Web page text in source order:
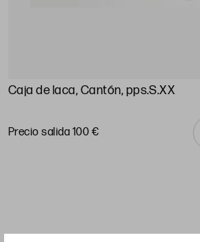
Caja de laca, Cantón, pps.S.XX
Precio salida 100 €